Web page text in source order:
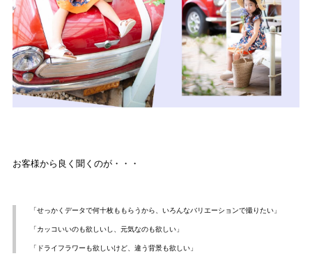
お客様から良く聞くのが・・・
「せっかくデータで何十枚ももらうから、いろんなバリエーションで撮りたい」
「カッコいいのも欲しいし、元気なのも欲しい」
「ドライフラワーも欲しいけど、違う背景も欲しい」